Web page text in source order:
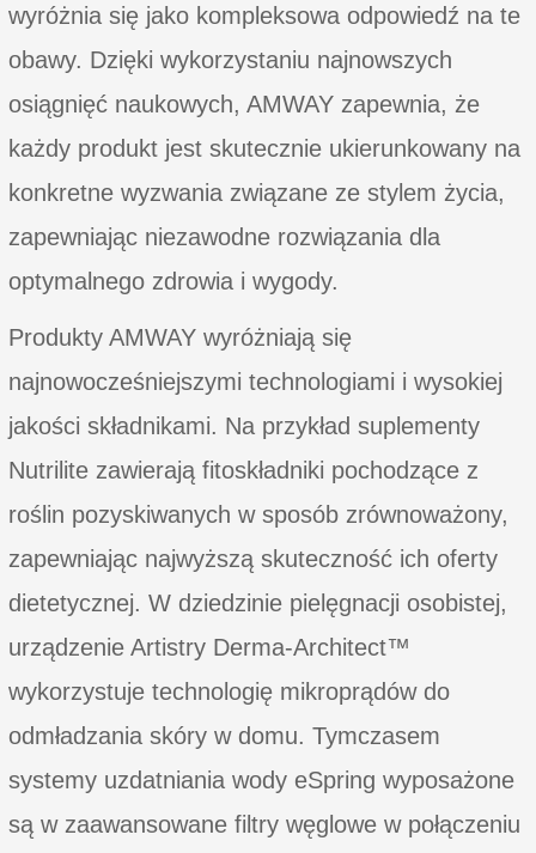
wyróżnia się jako kompleksowa odpowiedź na te
obawy. Dzięki wykorzystaniu najnowszych
osiągnięć naukowych, AMWAY zapewnia, że
każdy produkt jest skutecznie ukierunkowany na
konkretne wyzwania związane ze stylem życia,
zapewniając niezawodne rozwiązania dla
optymalnego zdrowia i wygody.
Produkty AMWAY wyróżniają się
najnowocześniejszymi technologiami i wysokiej
jakości składnikami. Na przykład suplementy
Nutrilite zawierają fitoskładniki pochodzące z
roślin pozyskiwanych w sposób zrównoważony,
zapewniając najwyższą skuteczność ich oferty
dietetycznej. W dziedzinie pielęgnacji osobistej,
urządzenie Artistry Derma-Architect™
wykorzystuje technologię mikroprądów do
odmładzania skóry w domu. Tymczasem
systemy uzdatniania wody eSpring wyposażone
są w zaawansowane filtry węglowe w połączeniu